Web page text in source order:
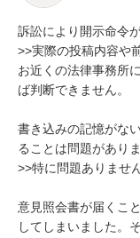
訴訟により開示命令
>>実際の投稿内容や
お近くの法律事務所
ば判断できません。
書き込みの記憶がな
ることは問題があり
>>特に問題ありませ
意見照会書が届くこ
してしまいました。